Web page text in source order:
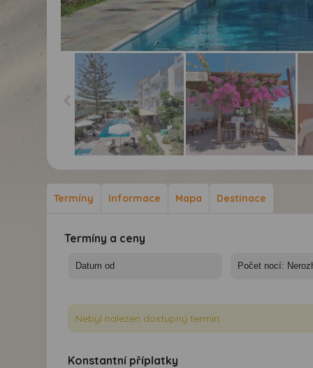
Termíny
Informace Mapa Destinace
Termíny a ceny
Nebyl nalezen dostupný termín.
Konstantní příplatky